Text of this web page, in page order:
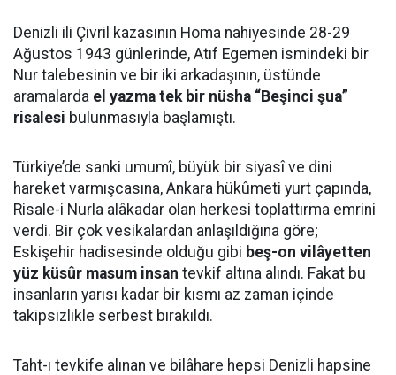
Denizli ili Çivril kazasının Homa nahiyesinde 28-29
Ağustos 1943 günlerinde, Atıf Egemen ismindeki bir
Nur talebesinin ve bir iki arkadaşının, üstünde
aramalarda el yazma tek bir nüsha “Beşinci şua”
risalesi bulunmasıyla başlamıştı.
Türkiye’de sanki umumî, büyük bir siyasî ve dini
hareket varmışcasına, Ankara hükûmeti yurt çapında,
Risale-i Nurla alâkadar olan herkesi toplattırma emrini
verdi. Bir çok vesikalardan anlaşıldığına göre;
Eskişehir hadisesinde olduğu gibi beş-on vilâyetten
yüz küsûr masum insan tevkif altına alındı. Fakat bu
insanların yarısı kadar bir kısmı az zaman içinde
takipsizlikle serbest bırakıldı.
Taht-ı tevkife alınan ve bilâhare hepsi Denizli hapsine